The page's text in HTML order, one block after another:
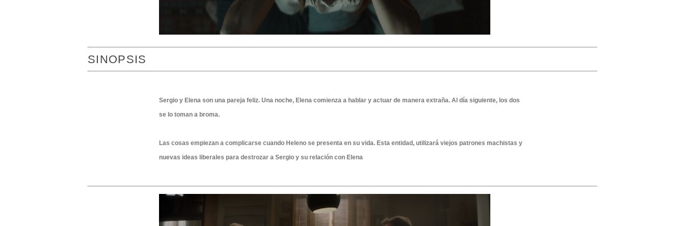
SINOPSIS
Sergio y Elena son una pareja feliz. Una noche, Elena comienza a hablar y actuar de manera extraña. Al día siguiente, los dos
se lo toman a broma.
Las cosas empiezan a complicarse cuando Heleno se presenta en su vida. Esta entidad, utilizará viejos patrones machistas y
nuevas ideas liberales para destrozar a Sergio y su relación con Elena